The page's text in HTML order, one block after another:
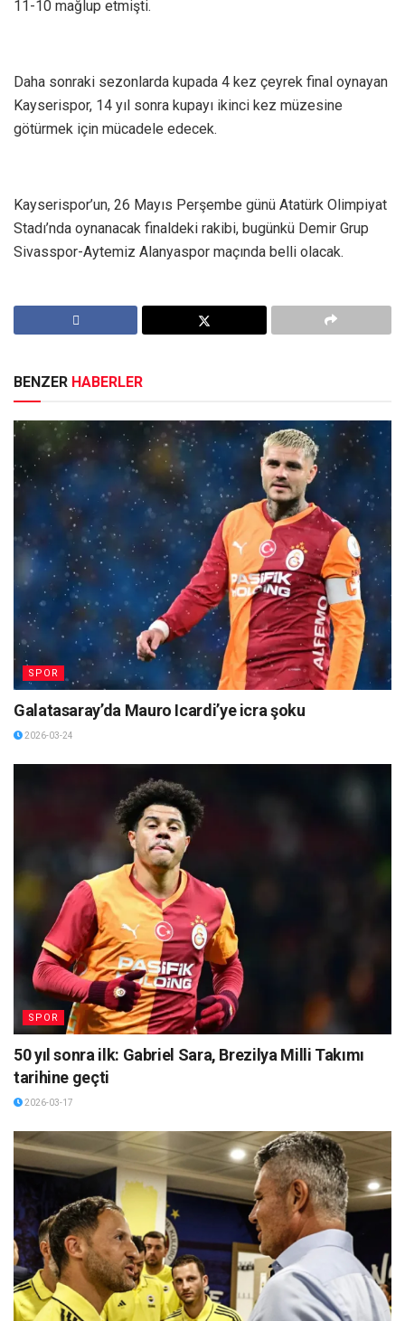
11-10 mağlup etmişti.
Daha sonraki sezonlarda kupada 4 kez çeyrek final oynayan
Kayserispor, 14 yıl sonra kupayı ikinci kez müzesine
götürmek için mücadele edecek.
Kayserispor’un, 26 Mayıs Perşembe günü Atatürk Olimpiyat
Stadı’nda oynanacak finaldeki rakibi, bugünkü Demir Grup
Sivasspor-Aytemiz Alanyaspor maçında belli olacak.
BENZER HABERLER
SPOR
Galatasaray’da Mauro Icardi’ye icra şoku
2026-03-24
SPOR
50 yıl sonra ilk: Gabriel Sara, Brezilya Milli Takımı
tarihine geçti
2026-03-17